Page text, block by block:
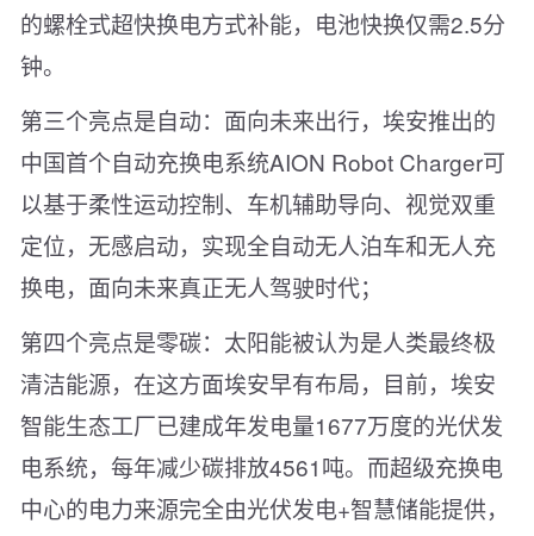
的螺栓式超快换电方式补能，电池快换仅需2.5分
钟。
第三个亮点是自动：面向未来出行，埃安推出的
中国首个自动充换电系统AION Robot Charger可
以基于柔性运动控制、车机辅助导向、视觉双重
定位，无感启动，实现全自动无人泊车和无人充
换电，面向未来真正无人驾驶时代；
第四个亮点是零碳：太阳能被认为是人类最终极
清洁能源，在这方面埃安早有布局，目前，埃安
智能生态工厂已建成年发电量1677万度的光伏发
电系统，每年减少碳排放4561吨。而超级充换电
中心的电力来源完全由光伏发电+智慧储能提供，